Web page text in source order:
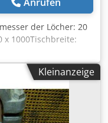
der Löcher: 20
x 1000Tischbreite:
103Plattendicke:
ist 2250mm x
140mm hoch,
- Das
mal 100 mm. -
Kleinanzeige